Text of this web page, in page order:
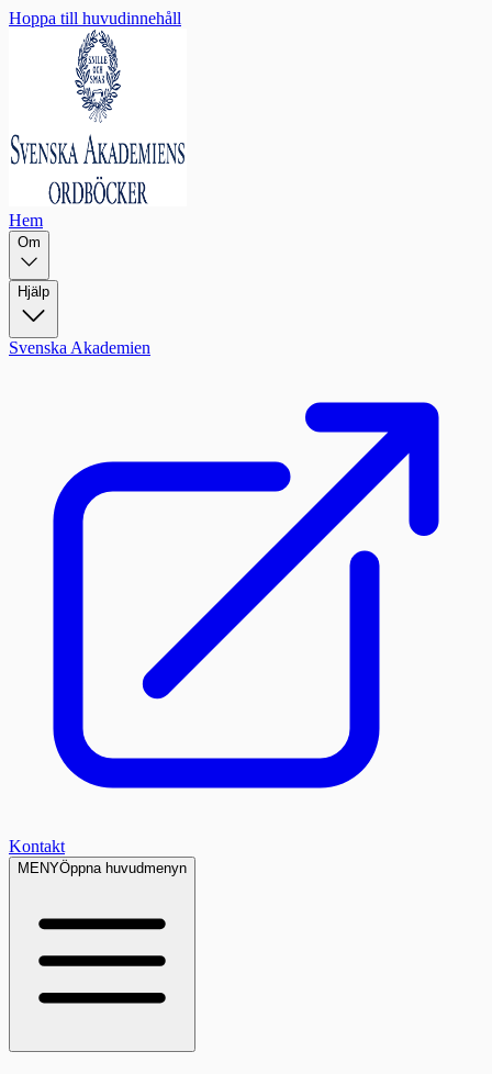
Hoppa till huvudinnehåll
Hem
Om
Hjälp
Svenska Akademien
Kontakt
MENYÖppna huvudmenyn